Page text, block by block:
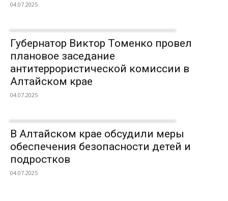
04.07.2025
Губернатор Виктор Томенко провел
плановое заседание
антитеррористической комиссии в
Алтайском крае
04.07.2025
В Алтайском крае обсудили меры
обеспечения безопасности детей и
подростков
04.07.2025